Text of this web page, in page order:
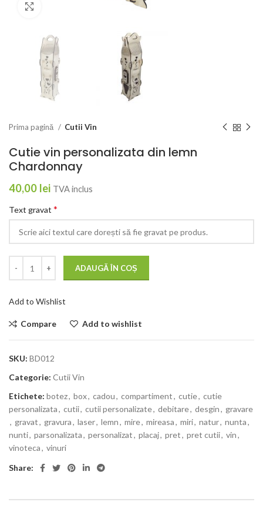
Prima pagină Cutii Vin
Cutie vin personalizata din lemn
Chardonnay
40,00 lei TVA inclus
Text gravat *
ADAUGĂ ÎN COȘ
Add to Wishlist
Compare Add to wishlist
SKU: BD012
Categorie: Cutii Vin
Etichete: botez, box, cadou, compartiment, cutie, cutie
personalizata, cutii, cutii personalizate, debitare, desgin, gravare
, gravat, gravura, laser, lemn, mire, mireasa, miri, natur, nunta,
nunti, parsonalizata, personalizat, placaj, pret, pret cutii, vin,
vinoteca, vinuri
Share: